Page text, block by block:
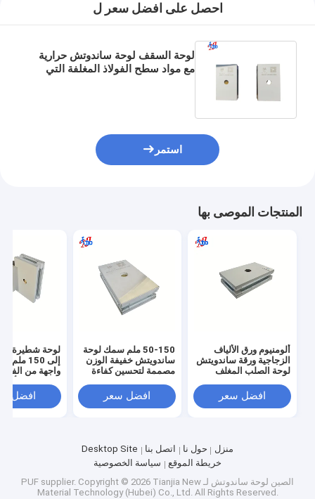
احصل على افضل سعر ل
لوحة السقف لوحة ساندوتش حرارية
مع مواد سطح الفولاذ المغلفة التي
استمر
المنتجات الموصى بها
ألومنيوم ورق الألياف
الزجاجية ورقة ساندويتش
لوحة الصلب المغلف
المباني والحلول العازلة
الصوتية
افضل سعر
50-150 ملم سمك لوحة
ساندويتش خفيفة الوزن
مصممة لتحسين كفاءة
المباني ومتانة الهيكل
افضل سعر
إلى 150
واجهة من
والفولاذ
مصممة لمباني
افضل
منزل حول نا اتصل بنا
Desktop Site
خريطة الموقع
سياسة الخصوصية
الصين لوحة ساندوتش لـ PUF supplier. Copyright © 2026 Tianjia New
Material Technology (Hubei) Co., Ltd. All Rights Reserved.